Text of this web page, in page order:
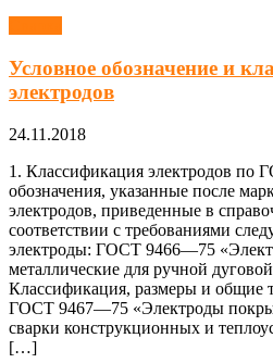
Условное обозначение и
электродов
24.11.2018
1. Классификация электродов по
обозначения, указанные после
электродов, приведенные в
соответствии с требованиями
электроды: ГОСТ 9466—75
металлические для ручной
Классификация, размеры и общие
ГОСТ 9467—75 «Электроды
сварки конструкционных и
[…]